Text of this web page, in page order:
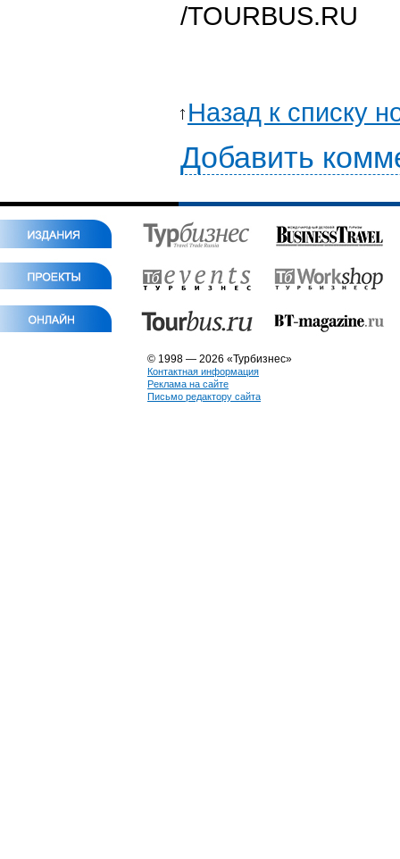
/TOURBUS.RU
Назад к списку
Добавить
© 1998 — 2026 «Турбизнес»
Контактная информация
Реклама на сайте
Письмо редактору сайта